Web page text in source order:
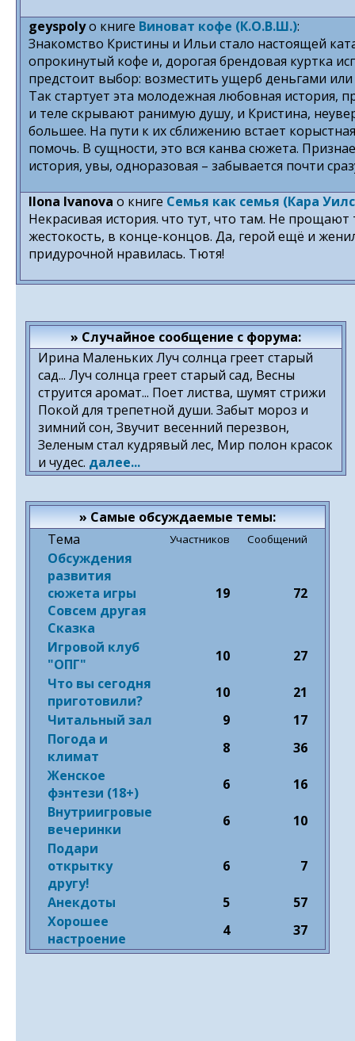
geyspolyо книге Виноват кофе (К.О.В.Ш.):
Знакомство Кристины и Ильи стало настоящей
опрокинутый кофе и, дорогая брендовая куртка
предстоит выбор: возместить ущерб деньгами
Так стартует эта молодежная любовная
и теле скрывают ранимую душу, и Кристина,
большее. На пути к их сближению встает
помочь. В сущности, это вся канва сюжета.
история, увы, одноразовая – забывается почти
Ilona Ivanova о книге Семья как семья (Кара
Некрасивая история. что тут, что там. Не
жестокость, в конце-концов. Да, герой ещё и
придурочной нравилась. Тютя!
» Случайное сообщение с форума:
Ирина Маленьких Луч солнца греет старый
сад... Луч солнца греет старый сад, Весны
струится аромат... Поет листва, шумят стрижи
Покой для трепетной души. Забыт мороз и
зимний сон, Звучит весенний перезвон,
Зеленым стал кудрявый лес, Мир полон красок
и чудес. далее...
» Самые обсуждаемые темы:
Тема
Участников Сообщений
Обсуждения
развития
сюжета игры
Совсем другая
Сказка
19 72
Игровой клуб
"ОПГ"
10
27
Что вы сегодня
приготовили?
10
21
Читальный зал
9
17
Погода и
климат
8
36
Женское
фэнтези (18+)
6
16
Внутриигровые
вечеринки
6
10
Подари
открытку
другу!
6 7
Анекдоты 5
57
Хорошее
настроение
4 37